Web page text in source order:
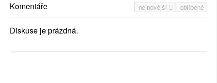
nejnovější oblíbené
Komentáře
Diskuse je prázdná.